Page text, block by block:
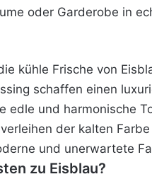
oder Garderobe in
kühle Frische von
schaffen einen
edle und harmonische
der kalten
und unerwartete
zu Eisblau?